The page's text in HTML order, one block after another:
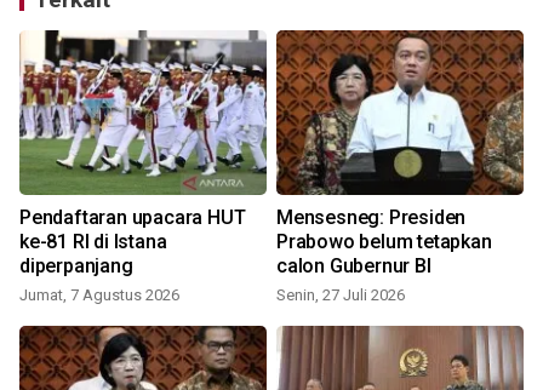
Pendaftaran upacara HUT
ke-81 RI di Istana
diperpanjang
Jumat, 7 Agustus 2026
Mensesneg: Presiden
Prabowo belum tetapkan
calon Gubernur BI
Senin, 27 Juli 2026